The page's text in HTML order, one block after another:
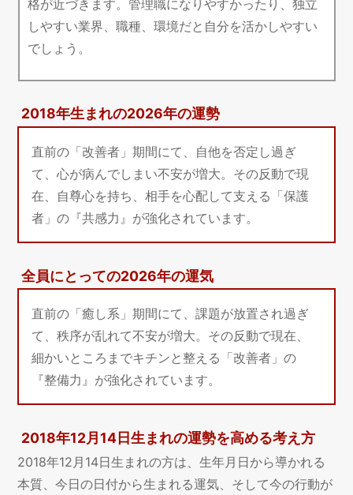
格が近づきます。管理職になりやすかったり、独立
しやすい業界、職種、環境だと自分を活かしやすい
でしょう。
2018年生まれの2026年の運勢
直前の「改善者」期間にて、自他を否定し過ぎ
て、心が病んでしまい不安が増大。その反動で現
在、自尊心を持ち、相手を心配して支える「保護
者」の『共感力』が強化されています。
全員にとっての2026年の運気
直前の「癒し系」期間にて、課題が放置され過ぎ
て、秩序が乱れて不安が増大。その反動で現在、
細かいところまでキチンと整える「改善者」の
『整備力』が強化されています。
2018年12月14日生まれの運勢を高める考え方
2018年12月14日生まれの方は、生年月日から導かれる
本質、今日の日付から生まれる運気、そして今の行動が